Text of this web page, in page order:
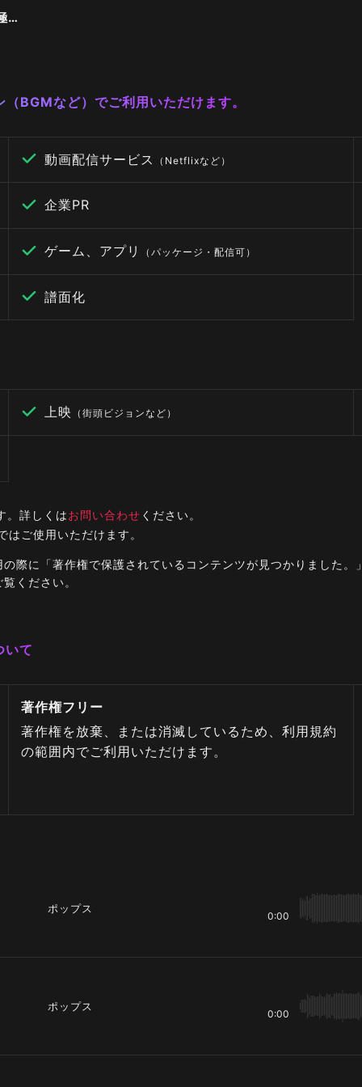
演劇・舞台で使いたい究極の曲
BGMなど）でご利用いただけます。
動画配信サービス （Netflixなど）
企業PR
ゲーム、アプリ （パッケージ・配信可）
譜面化
上映 （街頭ビジョンなど）
。詳しくはお問い合わせ ください。
ご使用いただけます。
際に「著作権で保護されているコンテンツが見つかりました
ください。
いて
著作権フリー
著作権を放棄、または消滅しているため、利用規約
の範囲内でご利用いただけます。
ポップス
0:00
ポップス
0:00